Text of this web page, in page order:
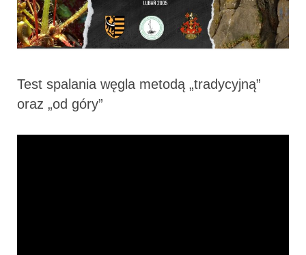
Test spalania węgla metodą „tradycyjną”
oraz „od góry”